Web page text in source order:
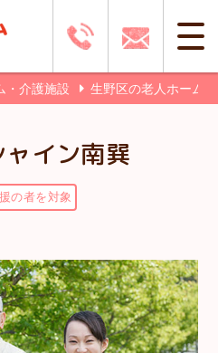
・介護施設 生野区の老人ホーム
イン南巽
の者を対象